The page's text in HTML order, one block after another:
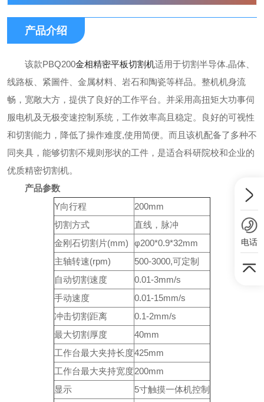
产品介绍
该款PBQ200金相精密平板切割机适用于切割半导体.晶体、
线路板、紧圖件、金属材料、岩石和陶瓷等样品。整机机身流
畅，宽敞大方，提供了良好的工作平台。并采用高扭矩大功事伺
服电机及无极变速控制系统，工作效率高且稳定。良好的可视性
和切割能力，降低了操作难度,使用简便。而且该机配备了多种不
同夹具，能够切割不规则形状的工件，是适合科研院校和企业的
优质精密切割机。
产品参数
Y向行程
200mm
切割方式
直线，脉冲
金刚石切割片(mm)
φ200*0.9*32mm
主轴转速(rpm)
500-3000,可定制
自动切割速度
0.01-3mm/s
手动速度
0.01-15mm/s
冲击切割距离
0.1-2mm/s
最大切割厚度
40mm
工作台最大夹持长度425mm
工作台最大夹持宽度200mm
显示
5寸触摸一体机控制
电话